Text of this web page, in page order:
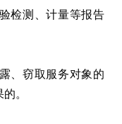
检测、计量等报告
、窃取服务对象的
。